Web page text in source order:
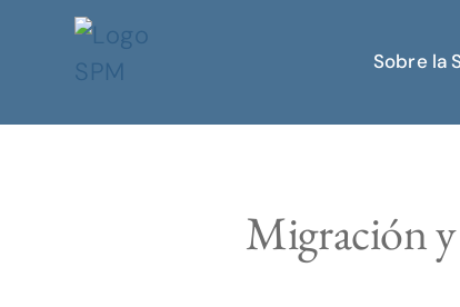
Sobre la
Migración y